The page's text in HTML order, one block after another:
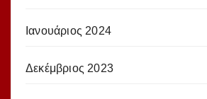
Ιανουάριος 2024
Δεκέμβριος 2023